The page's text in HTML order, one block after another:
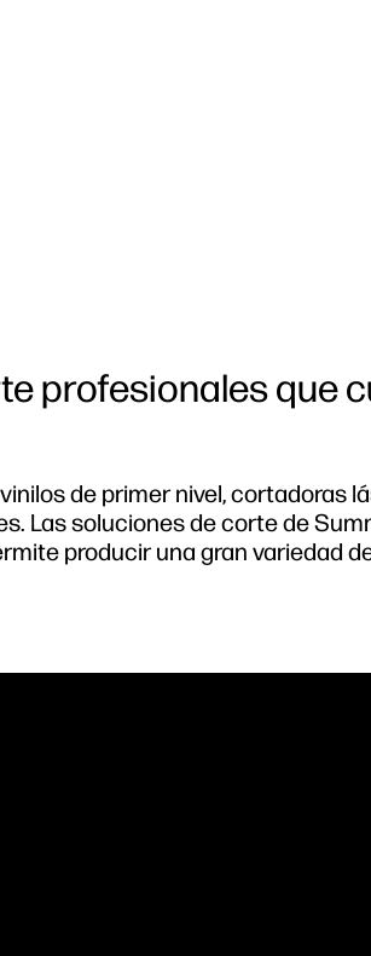
profesionales que
de primer nivel, cortadoras
Las soluciones de corte de
producir una gran variedad